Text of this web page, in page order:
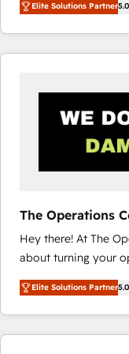
system
manufacturing
and fast growing
Design Automation and
architecture 🔗
integrations 🤖 AI
enablement &
Elite Solutions Partner5.0
The Operations
Hey there! At The
about turning your
experience that
transforming
scalable solutions
organization. We’re a unique blend of deep HubSpot
Elite Solutions Partner5.0